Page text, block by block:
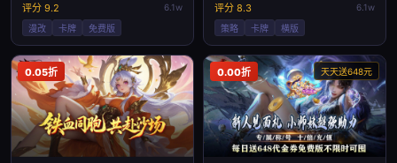
评分 9.2
6.1w
漫改
卡牌 免费版
评分 8.3
6.1w
策略
卡牌 横版
0.05折 0.00折 天天送648元